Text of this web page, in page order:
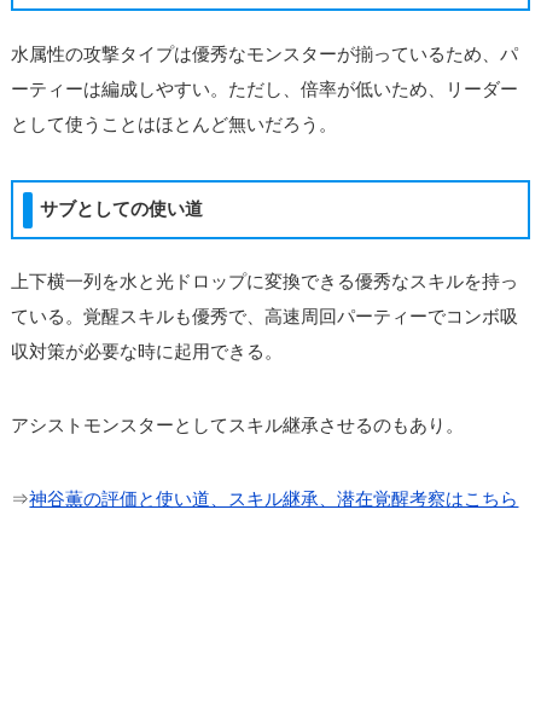
水属性の攻撃タイプは優秀なモンスターが揃っているため、パ
ーティーは編成しやすい。ただし、倍率が低いため、リーダー
として使うことはほとんど無いだろう。
サブとしての使い道
上下横一列を水と光ドロップに変換できる優秀なスキルを持っ
ている。覚醒スキルも優秀で、高速周回パーティーでコンボ吸
収対策が必要な時に起用できる。
アシストモンスターとしてスキル継承させるのもあり。
⇒神谷薫の評価と使い道、スキル継承、潜在覚醒考察はこちら